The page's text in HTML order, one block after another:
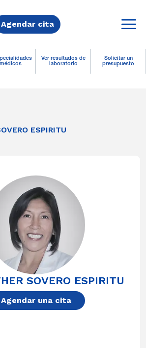
Agendar cita
Ver resultados de
laboratorio
Solicitar un
presupuesto
ESPIRITU
SOVERO ESPIRITU
Agendar una cita